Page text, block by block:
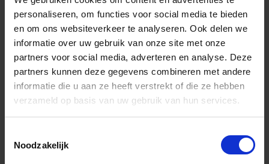
personaliseren, om functies voor social media te bieden
en om ons websiteverkeer te analyseren. Ook delen we
informatie over uw gebruik van onze site met onze
partners voor social media, adverteren en analyse. Deze
partners kunnen deze gegevens combineren met andere
informatie die u aan ze heeft verstrekt of die ze hebben
verzameld op basis van uw gebruik van hun services.
Noodzakelijk
Nu je alle benodigde materialen en
gereedschappen hebt verzameld, is het tijd om
aan de slag te gaan met hetreparerenvan je
hielvoering. Volg onderstaande stappen voor een
succesvolle reparatie:
Maak de schoen schoon:Zorg ervoor dat de
stof. Dit helpt om ervoor te zorgen dat de